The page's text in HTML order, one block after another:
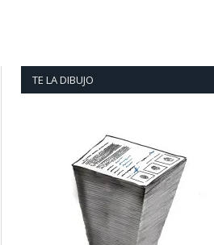
TE LA DIBUJO